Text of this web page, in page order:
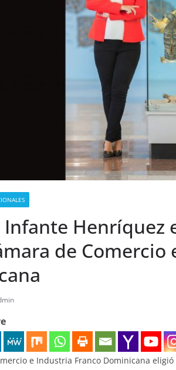
Henríquez
de
e Industria Franco Dominicana